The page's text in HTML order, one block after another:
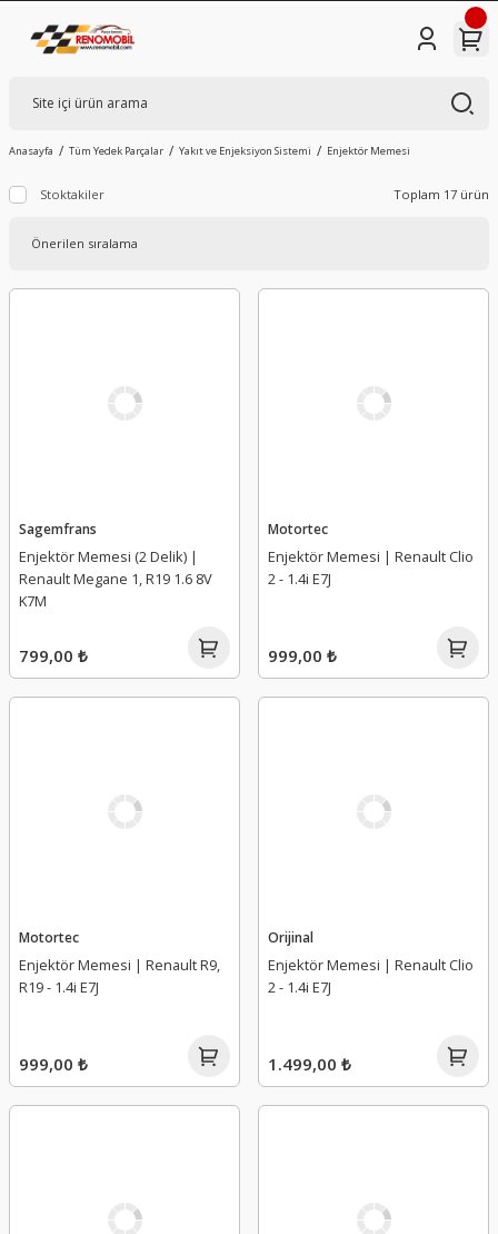
Anasayfa Tüm Yedek Parçalar Yakıt ve Enjeksiyon Sistemi Enjektör Memesi
Stoktakiler Toplam 17 ürün
Sagemfrans
Enjektör Memesi (2 Delik) |
Renault Megane 1, R19 1.6 8V
K7M
799,00 ₺
Motortec
Enjektör Memesi | Renault Clio
2 - 1.4i E7J
999,00 ₺
Motortec
Enjektör Memesi | Renault R9,
R19 - 1.4i E7J
999,00 ₺
Orijinal
Enjektör Memesi | Renault Clio
2 - 1.4i E7J
1.499,00 ₺